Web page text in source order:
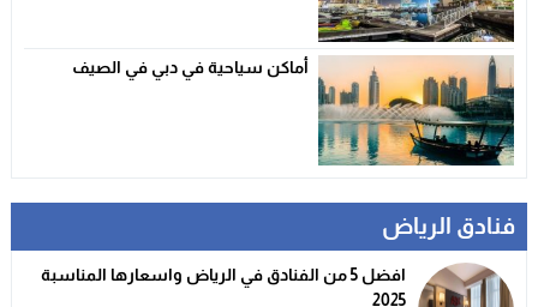
أماكن سياحية في دبي في الصيف
فنادق الرياض
افضل 5 من الفنادق في الرياض واسعارها المناسبة
2025